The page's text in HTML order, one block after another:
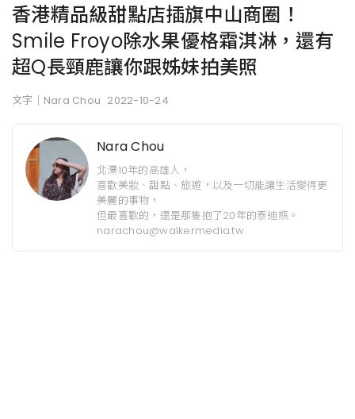
香港精品級甜點店插旗中山商圈！
Smile Froyo除水果優格霜淇淋，還有
超Q長頸鹿讓你跟姊妹拍美照
文字｜Nara Chou 2022-10-24
Nara Chou
北漂10年的高雄人，
喜歡美妝、甜點、旅遊，以及一切能讓生活變得更
美麗的事物，
但最喜歡的，還是那隻抱了20年的泰迪熊。
narachou@walkermedia.tw